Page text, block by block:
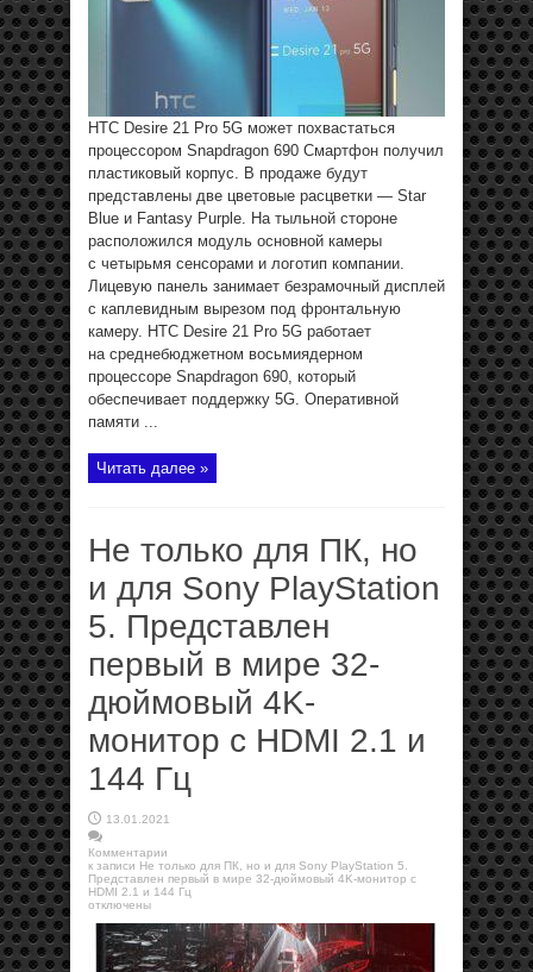
HTC Desire 21 Pro 5G может похвастаться
процессором Snapdragon 690 Смартфон получил
пластиковый корпус. В продаже будут
представлены две цветовые расцветки — Star
Blue и Fantasy Purple. На тыльной стороне
расположился модуль основной камеры
с четырьмя сенсорами и логотип компании.
Лицевую панель занимает безрамочный дисплей
с каплевидным вырезом под фронтальную
камеру. HTC Desire 21 Pro 5G работает
на среднебюджетном восьмиядерном
процессоре Snapdragon 690, который
обеспечивает поддержку 5G. Оперативной
памяти ...
Читать далее »
Не только для ПК, но
и для Sony PlayStation
5. Представлен
первый в мире 32-
дюймовый 4K-
монитор с HDMI 2.1 и
144 Гц
13.01.2021
Комментарии
к записи Не только для ПК, но и для Sony PlayStation 5.
Представлен первый в мире 32-дюймовый 4K-монитор с
HDMI 2.1 и 144 Гц
отключены